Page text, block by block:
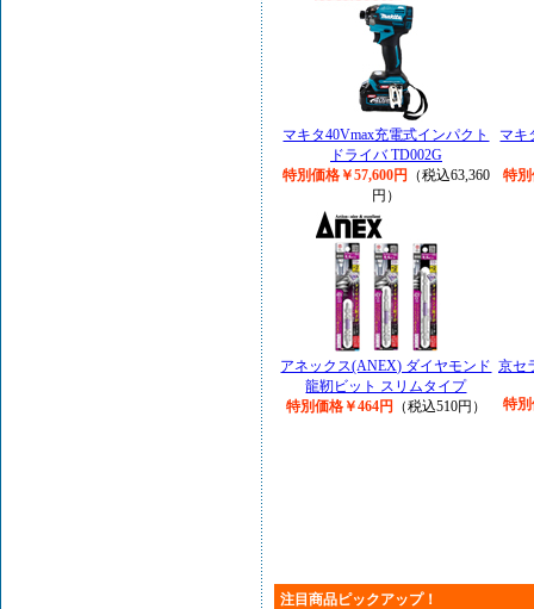
マキタ40Vmax充電式インパクト
ドライバ TD002G
特別価格￥57,600円
（税込63,360
円）
マキ
特
アネックス(ANEX) ダイヤモンド
龍靭ビット スリムタイプ
特別価格￥464円
（税込510円）
京セ
特
注目商品ピックアップ！